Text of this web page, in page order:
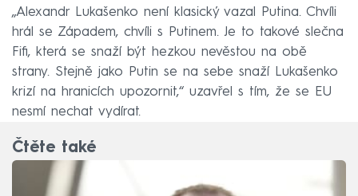
„Alexandr Lukašenko není klasický vazal Putina. Chvíli
hrál se Západem, chvíli s Putinem. Je to takové slečna
Fifi, která se snaží být hezkou nevěstou na obě
strany. Stejně jako Putin se na sebe snaží Lukašenko
krizí na hranicích upozornit,“ uzavřel s tím, že se EU
nesmí nechat vydírat.
Čtěte také